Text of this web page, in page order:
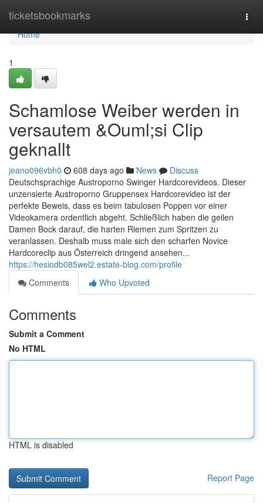
ticketsbookmarks
Home
Home
1
Schamlose Weiber werden in
versautem &Ouml;si Clip
geknallt
jeano096vbh0 608 days ago News
Discuss
Deutschsprachige Austroporno Swinger Hardcorevideos. Dieser
unzensierte Austroporno Gruppensex Hardcorevideo ist der
perfekte Beweis, dass es beim tabulosen Poppen vor einer
Videokamera ordentlich abgeht. Schließlich haben die geilen
Damen Bock darauf, die harten Riemen zum Spritzen zu
veranlassen. Deshalb muss male sich den scharfen Novice
Hardcoreclip aus Österreich dringend ansehen...
https://hesiodb085wel2.estate-blog.com/profile
Comments
Who Upvoted
Comments
Submit a Comment
No HTML
HTML is disabled
Report Page